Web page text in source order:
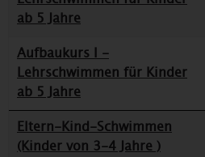
ab 5 Jahre
Aufbaukurs I -
Lehrschwimmen für Kinder
ab 5 Jahre
Eltern-Kind-Schwimmen
(Kinder von 3-4 Jahre )